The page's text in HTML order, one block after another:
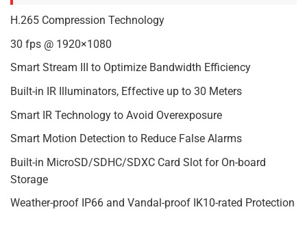
Khả năng quan sát ban đêm và IR thông minh
Sản phẩm sử dụng đèn hồng ngoại tích hợp có phạm vi
hoạt động lên tới 30 mét, cho phép quan sát rõ nét trong
điều kiện thiếu sáng. Công nghệ Smart IR giúp tránh hiện
đêm. Kết hợp với công nghệ phát hiện chuyển động thông
minh, FD9369 giảm thiểu báo động giả, giúp hệ thống hoạt
động ổn định hơn.
H.265 Compression Technology
30 fps @ 1920×1080
Smart Stream III to Optimize Bandwidth Efficiency
Built-in IR Illuminators, Effective up to 30 Meters
Smart IR Technology to Avoid Overexposure
Smart Motion Detection to Reduce False Alarms
Built-in MicroSD/SDHC/SDXC Card Slot for On-board
Storage
Weather-proof IP66 and Vandal-proof IK10-rated Protection